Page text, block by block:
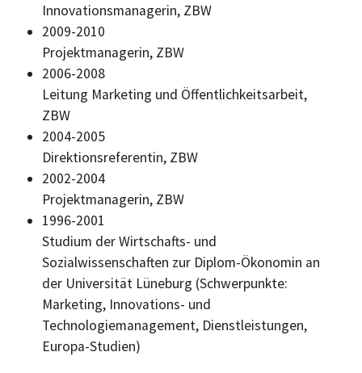
Innovationsmanagerin, ZBW
2009-2010
Projektmanagerin, ZBW
2006-2008
Leitung Marketing und Öffentlichkeitsarbeit,
ZBW
2004-2005
Direktionsreferentin, ZBW
2002-2004
Projektmanagerin, ZBW
1996-2001
Studium der Wirtschafts- und
Sozialwissenschaften zur Diplom-Ökonomin an
der Universität Lüneburg (Schwerpunkte:
Marketing, Innovations- und
Technologiemanagement, Dienstleistungen,
Europa-Studien)